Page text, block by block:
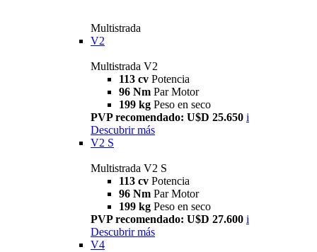
Multistrada
V2
Multistrada V2
113 cv Potencia
96 Nm Par Motor
199 kg Peso en seco
PVP recomendado: U$D 25.650 i
Descubrir más
V2 S
Multistrada V2 S
113 cv Potencia
96 Nm Par Motor
199 kg Peso en seco
PVP recomendado: U$D 27.600 i
Descubrir más
V4